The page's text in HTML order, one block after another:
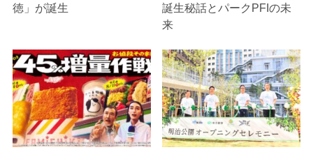
徳」が誕生
誕生秘話とパークPFIの未
来